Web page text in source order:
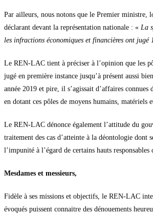
Par ailleurs, nous notons que le Premier ministre,
déclarant devant la représentation nationale : « La
les infractions économiques et financières ont jugé
Le REN-LAC tient à préciser à l’opinion que les
jugé en première instance jusqu’à présent aussi
année 2019 et pire, il s’agissait d’affaires
en dotant ces pôles de moyens humains, matériels
Le REN-LAC dénonce également l’attitude du
traitement des cas d’atteinte à la déontologie dont
l’impunité à l’égard de certains hauts
Mesdames et messieurs,
Fidèle à ses missions et objectifs, le REN-LAC
évoqués puissent connaitre des dénouements